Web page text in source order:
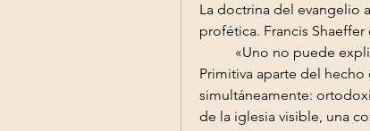
La doctrina del evangelio
profética. Francis
«Uno no puede
Primitiva aparte del
simultáneamente: ortodoxia
de la iglesia visible, una